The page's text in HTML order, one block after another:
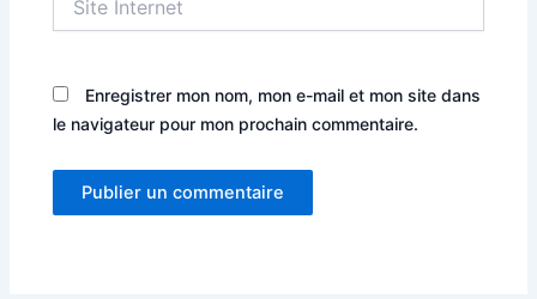
Internet
Enregistrer mon nom, mon e-mail et mon site dans
le navigateur pour mon prochain commentaire.